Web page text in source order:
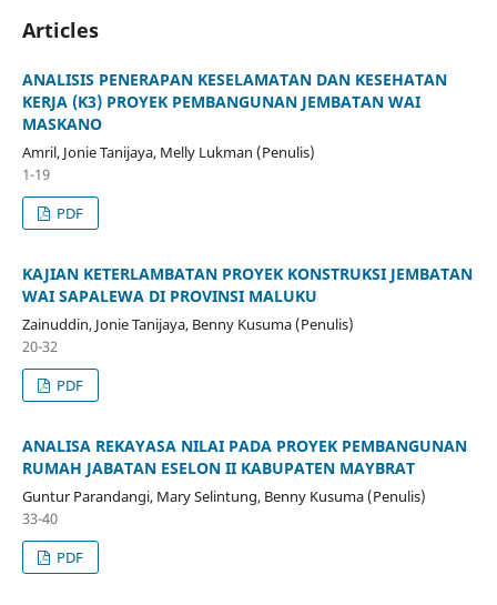
Articles
ANALISIS PENERAPAN KESELAMATAN DAN KESEHATAN
KERJA (K3) PROYEK PEMBANGUNAN JEMBATAN WAI
MASKANO
Amril, Jonie Tanijaya, Melly Lukman (Penulis)
1-19
PDF
KAJIAN KETERLAMBATAN PROYEK KONSTRUKSI JEMBATAN
WAI SAPALEWA DI PROVINSI MALUKU
Zainuddin, Jonie Tanijaya, Benny Kusuma (Penulis)
20-32
PDF
ANALISA REKAYASA NILAI PADA PROYEK PEMBANGUNAN
RUMAH JABATAN ESELON II KABUPATEN MAYBRAT
Guntur Parandangi, Mary Selintung, Benny Kusuma (Penulis)
33-40
PDF